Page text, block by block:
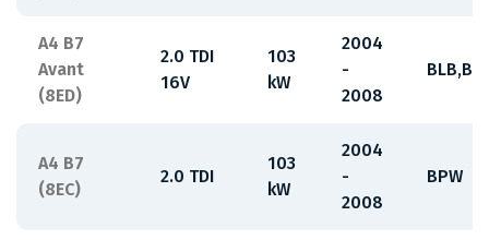
A4 B7
Avant
(8ED)
2.0 TDI
16V
103
kW
2004
-
2008
A4 B7
(8EC)
2.0 TDI
103
kW
2004
-
2008
BPW